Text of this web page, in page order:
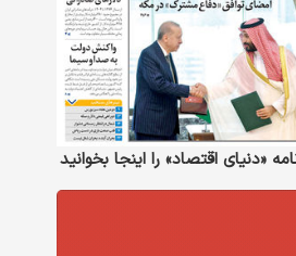
«دنیای‌ اقتصاد» را اینجا بخوانید